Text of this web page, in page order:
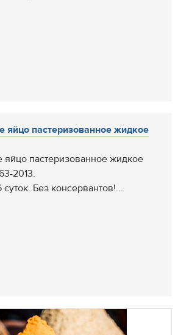
яйцо пастеризованное жидкое
яйцо пастеризованное жидкое
2013.
Без консервантов!...